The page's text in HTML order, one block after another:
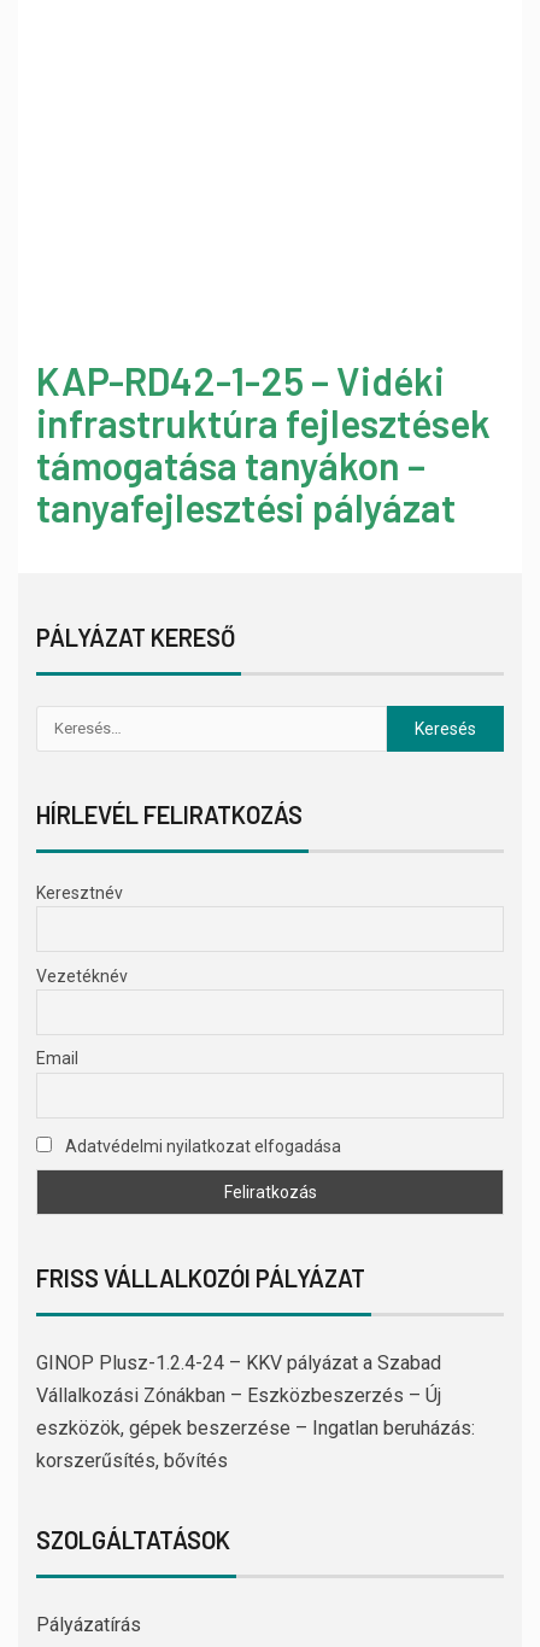
KAP-RD42-1-25 – Vidéki
infrastruktúra fejlesztések
támogatása tanyákon –
tanyafejlesztési pályázat
PÁLYÁZAT KERESŐ
HÍRLEVÉL FELIRATKOZÁS
Keresztnév
Vezetéknév
Email
Adatvédelmi nyilatkozat elfogadása
FRISS VÁLLALKOZÓI PÁLYÁZAT
GINOP Plusz-1.2.4-24 – KKV pályázat a Szabad
Vállalkozási Zónákban – Eszközbeszerzés – Új
eszközök, gépek beszerzése – Ingatlan beruházás:
korszerűsítés, bővítés
SZOLGÁLTATÁSOK
Pályázatírás